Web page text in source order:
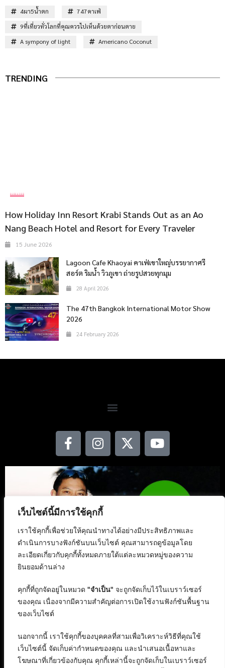
เว็บไซต์นี้มีการใช้คุกกี้
เราใช้คุกกี้เพื่อช่วยให้คุณนำทางได้อย่างมีประสิทธิภาพและ
ดำเนินการบางฟังก์ชันบนเว็บไซต์ คุณสามารถดูข้อมูลโดย
ละเอียดเกี่ยวกับคุกกี้ทั้งหมดภายใต้แต่ละหมวดหมู่ของความ
ยินยอมด้านล่าง
คุกกี้ที่ถูกจัดอยู่ในหมวด "จำเป็น" จะถูกจัดเก็บไว้ในเบราว์เซอร์
ของคุณ เนื่องจากมีความสำคัญต่อการเปิดใช้งานฟังก์ชันพื้นฐาน
ของเว็บไซต์
นอกจากนี้ เราใช้คุกกี้ของบุคคลที่สามเพื่อวิเคราะห์วิธีที่คุณใช้
เว็บไซต์นี้ จัดเก็บค่ากำหนดของคุณ และนำเสนอเนื้อหาและ
โฆษณาที่เกี่ยวข้องกับคุณ คุกกี้เหล่านี้จะถูกจัดเก็บในเบราว์เซอร์
4ผา5น้ำตก
747คาเฟ่
9ที่เที่ยวทั่วโลกที่คุณควรไปเห็นด้วยตาก่อนตาย
A sympony of light
Americano Coconut
TRENDING
ที่พัก
How Holiday Inn Resort Krabi Stands Out as an Ao
Nang Beach Hotel and Resort for Every Traveler
15 June 2026
Lagoon Cafe Khaoyai คาเฟ่เขาใหญ่บรรยากาศรี
สอร์ต ริมน้ำ วิวภูเขา ถ่ายรูปสวยทุกมุม
28 April 2026
The 47th Bangkok International Motor Show
2026
24 February 2026